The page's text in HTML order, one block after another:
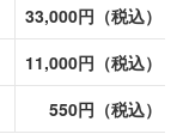
33,000円（税込）
11,000円（税込）
550円（税込）